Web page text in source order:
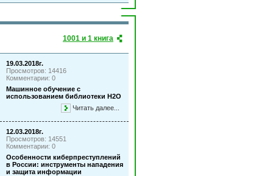
1001 и 1 книга
19.03.2018г.
Просмотров: 14416
Комментарии: 0
Машинное обучение с
использованием библиотеки Н2О
Читать далее...
12.03.2018г.
Просмотров: 14551
Комментарии: 0
Особенности киберпреступлений
в России: инструменты нападения
и защита информации